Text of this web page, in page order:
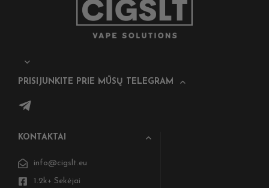
PRISIJUNKITE PRIE MŪSŲ TELEGRAM
KONTAKTAI
info@cigslt.eu
1.2k+ Sekėjai